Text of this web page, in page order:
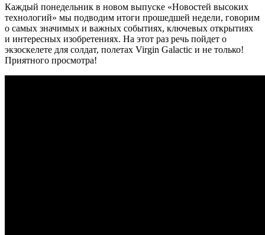
Каждый понедельник в новом выпуске «Новостей высоких
технологий» мы подводим итоги прошедшей недели, говорим
о самых значимых и важных событиях, ключевых открытиях
и интересных изобретениях. На этот раз речь пойдет о
экзоскелете для солдат, полетах Virgin Galactic и не только!
Приятного просмотра!